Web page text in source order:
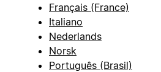
Français (France)
Italiano
Nederlands
Norsk
Português (Brasil)